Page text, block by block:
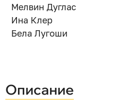
Мелвин Дуглас
Ина Клер
Бела Лугоши
Описание